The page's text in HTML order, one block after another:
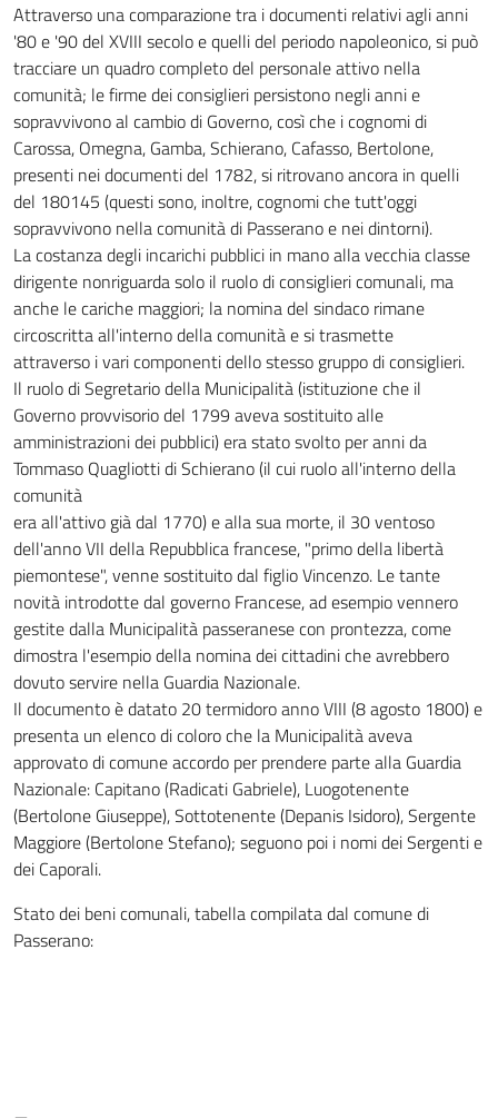
Attraverso una comparazione tra i documenti relativi agli anni
'80 e '90 del XVIII secolo e quelli del periodo napoleonico, si può
tracciare un quadro completo del personale attivo nella
comunità; le firme dei consiglieri persistono negli anni e
sopravvivono al cambio di Governo, così che i cognomi di
Carossa, Omegna, Gamba, Schierano, Cafasso, Bertolone,
presenti nei documenti del 1782, si ritrovano ancora in quelli
del 180145 (questi sono, inoltre, cognomi che tutt'oggi
sopravvivono nella comunità di Passerano e nei dintorni).
La costanza degli incarichi pubblici in mano alla vecchia classe
dirigente nonriguarda solo il ruolo di consiglieri comunali, ma
anche le cariche maggiori; la nomina del sindaco rimane
circoscritta all'interno della comunità e si trasmette
attraverso i vari componenti dello stesso gruppo di consiglieri.
Il ruolo di Segretario della Municipalità (istituzione che il
Governo provvisorio del 1799 aveva sostituito alle
amministrazioni dei pubblici) era stato svolto per anni da
Tommaso Quagliotti di Schierano (il cui ruolo all'interno della
comunità
era all'attivo già dal 1770) e alla sua morte, il 30 ventoso
dell'anno VII della Repubblica francese, "primo della libertà
piemontese", venne sostituito dal figlio Vincenzo. Le tante
novità introdotte dal governo Francese, ad esempio vennero
gestite dalla Municipalità passeranese con prontezza, come
dimostra l'esempio della nomina dei cittadini che avrebbero
dovuto servire nella Guardia Nazionale.
Il documento è datato 20 termidoro anno VIII (8 agosto 1800) e
presenta un elenco di coloro che la Municipalità aveva
approvato di comune accordo per prendere parte alla Guardia
Nazionale: Capitano (Radicati Gabriele), Luogotenente
(Bertolone Giuseppe), Sottotenente (Depanis Isidoro), Sergente
Maggiore (Bertolone Stefano); seguono poi i nomi dei Sergenti e
dei Caporali.
Stato dei beni comunali, tabella compilata dal comune di
Passerano: